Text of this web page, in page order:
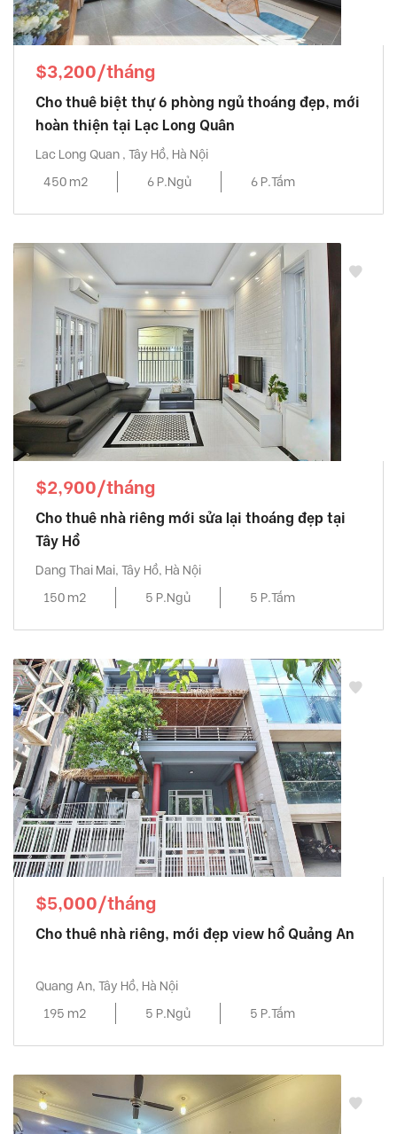
$3,200/tháng
Cho thuê biệt thự 6 phòng ngủ thoáng đẹp, mới
hoàn thiện tại Lạc Long Quân
Lac Long Quan , Tây Hồ, Hà Nội
450 m2
6 P.Ngủ 6 P.Tắm
$2,900/tháng
Cho thuê nhà riêng mới sửa lại thoáng đẹp tại
Tây Hồ
Dang Thai Mai, Tây Hồ, Hà Nội
150 m2
5 P.Ngủ 5 P.Tắm
$5,000/tháng
Cho thuê nhà riêng, mới đẹp view hồ Quảng An
Quang An, Tây Hồ, Hà Nội
195 m2
5 P.Ngủ 5 P.Tắm